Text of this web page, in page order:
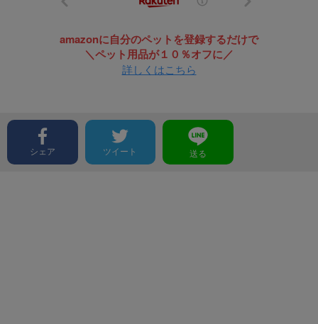
amazonに自分のペットを登録するだけで
＼ペット用品が１０％オフに／
詳しくはこちら
シェア ツイート 送る